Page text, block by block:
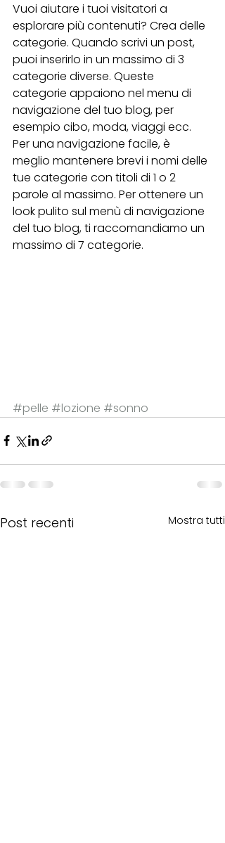
Vuoi aiutare i tuoi visitatori a
esplorare più contenuti? Crea delle
categorie. Quando scrivi un post,
puoi inserirlo in un massimo di 3
categorie diverse. Queste
categorie appaiono nel menu di
navigazione del tuo blog, per
esempio cibo, moda, viaggi ecc.
Per una navigazione facile, è
meglio mantenere brevi i nomi delle
tue categorie con titoli di 1 o 2
parole al massimo. Per ottenere un
look pulito sul menù di navigazione
del tuo blog, ti raccomandiamo un
massimo di 7 categorie.
#pelle #lozione #sonno
Post recenti Mostra tutti